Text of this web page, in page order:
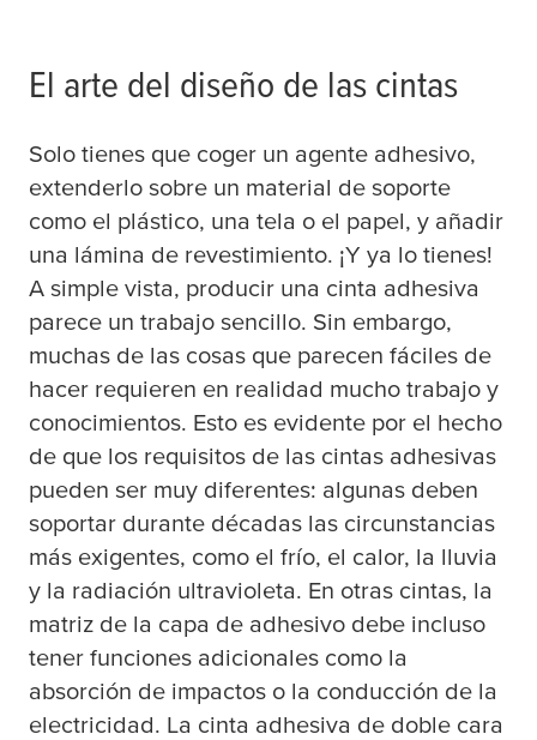
El arte del diseño de las cintas
Solo tienes que coger un agente adhesivo,
extenderlo sobre un material de soporte
como el plástico, una tela o el papel, y añadir
una lámina de revestimiento. ¡Y ya lo tienes!
A simple vista, producir una cinta adhesiva
parece un trabajo sencillo. Sin embargo,
muchas de las cosas que parecen fáciles de
hacer requieren en realidad mucho trabajo y
conocimientos. Esto es evidente por el hecho
de que los requisitos de las cintas adhesivas
pueden ser muy diferentes: algunas deben
soportar durante décadas las circunstancias
más exigentes, como el frío, el calor, la lluvia
y la radiación ultravioleta. En otras cintas, la
matriz de la capa de adhesivo debe incluso
tener funciones adicionales como la
absorción de impactos o la conducción de la
electricidad. La cinta adhesiva de doble cara